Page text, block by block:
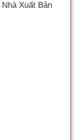
Xuất Bản